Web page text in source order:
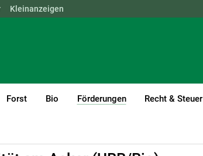
SBG STMK
Kleinanzeigen
Forst Bio Förderungen
(current)1
Recht & Steuer